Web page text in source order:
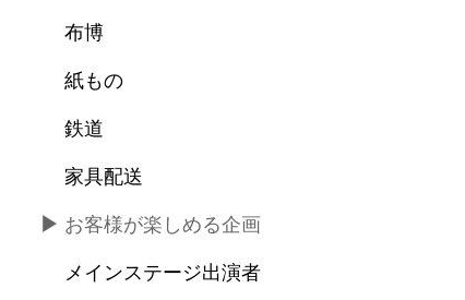
布博
紙もの
鉄道
家具配送
お客様が楽しめる企画
メインステージ出演者